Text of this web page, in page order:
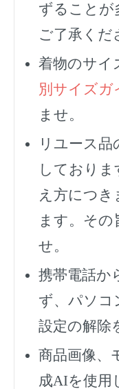
ずることが
ご了承くだ
着物のサイ
別サイズガ
ませ。
リユース品
しておりま
え方につ
ます。その
せ。
携帯電話か
ず、 パソコ
設定の解除
商品画像、
成AIを使用